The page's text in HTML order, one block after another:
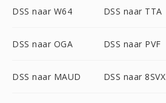
DSS naar W64 DSS naar TTA
DSS naar OGA DSS naar PVF
DSS naar MAUD DSS naar 8SVX